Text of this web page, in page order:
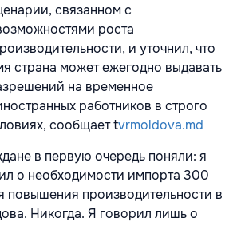
связанном с
роста
и уточнил, что
страна может ежегодно выдавать
на временное
работников в строго
сообщает tvrmoldova.md
в первую очередь поняли: я
о необходимости импорта 300
повышения производительности в
Никогда. Я говорил лишь о